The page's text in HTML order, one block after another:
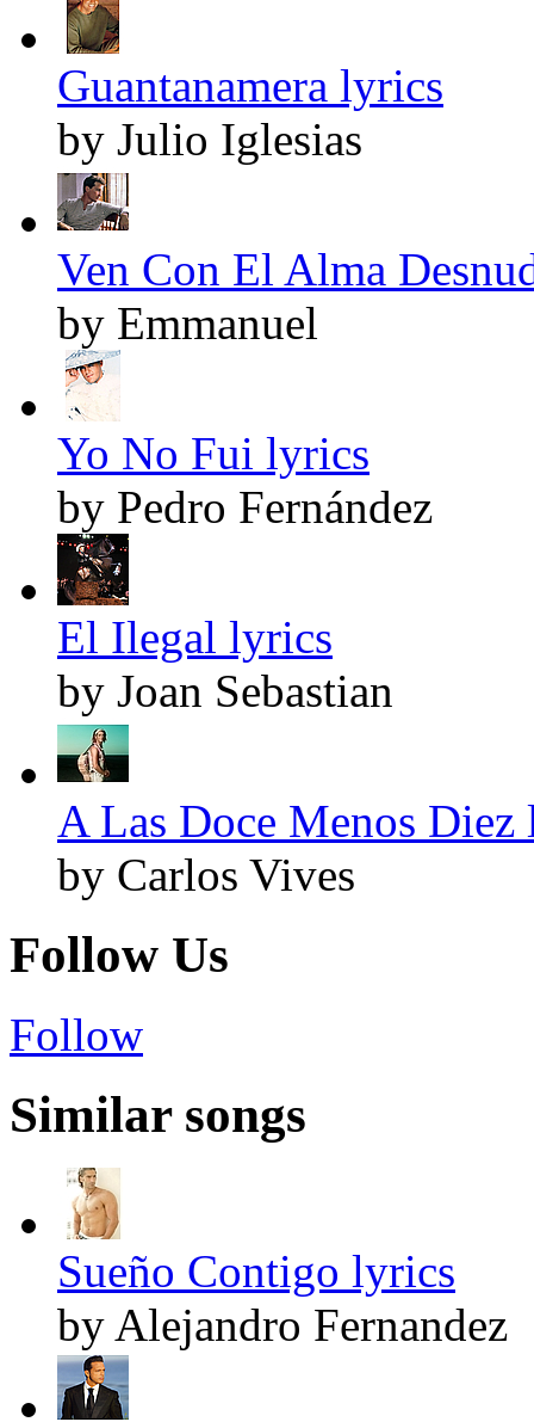
Guantanamera lyrics
by Julio Iglesias
Ven Con El Alma
by Emmanuel
Yo No Fui lyrics
by Pedro Fernández
El Ilegal lyrics
by Joan Sebastian
A Las Doce Menos Diez
by Carlos Vives
Follow Us
Follow
Similar songs
Sueño Contigo lyrics
by Alejandro Fernandez